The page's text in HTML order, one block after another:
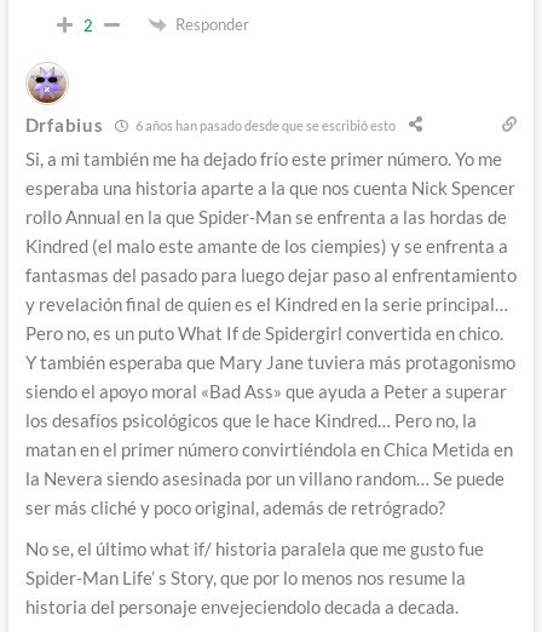
2 Responder
Drfabius 6 años han pasado desde que se escribió esto
Si, a mi también me ha dejado frío este primer número. Yo me
esperaba una historia aparte a la que nos cuenta Nick Spencer
rollo Annual en la que Spider-Man se enfrenta a las hordas de
Kindred (el malo este amante de los ciempies) y se enfrenta a
fantasmas del pasado para luego dejar paso al enfrentamiento
y revelación final de quien es el Kindred en la serie principal…
Pero no, es un puto What If de Spidergirl convertida en chico.
Y también esperaba que Mary Jane tuviera más protagonismo
siendo el apoyo moral «Bad Ass» que ayuda a Peter a superar
los desafíos psicológicos que le hace Kindred… Pero no, la
matan en el primer número convirtiéndola en Chica Metida en
la Nevera siendo asesinada por un villano random… Se puede
ser más cliché y poco original, además de retrógrado?
No se, el último what if/ historia paralela que me gusto fue
Spider-Man Life’ s Story, que por lo menos nos resume la
historia del personaje envejeciendolo decada a decada.